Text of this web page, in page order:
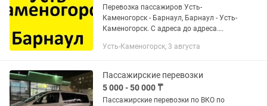
Перевозка пассажиров Усть-
Каменогорск - Барнаул, Барнаул - Усть-
Каменогорск. С адреса до адреса.
счет или карту (РК или РФ); Тенге/
Усть-Каменогорск, 3 августа
Пассажирские перевозки
5 000 - 50 000 ₸
Пассажирские перевозки по ВКО по